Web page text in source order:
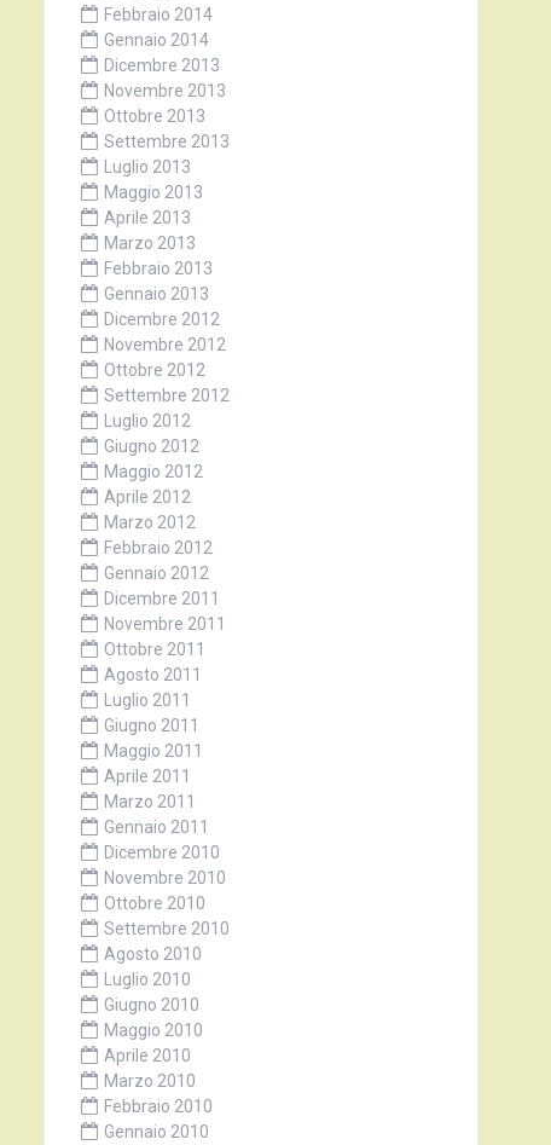
Febbraio 2014
Gennaio 2014
Dicembre 2013
Novembre 2013
Ottobre 2013
Settembre 2013
Luglio 2013
Maggio 2013
Aprile 2013
Marzo 2013
Febbraio 2013
Gennaio 2013
Dicembre 2012
Novembre 2012
Ottobre 2012
Settembre 2012
Luglio 2012
Giugno 2012
Maggio 2012
Aprile 2012
Marzo 2012
Febbraio 2012
Gennaio 2012
Dicembre 2011
Novembre 2011
Ottobre 2011
Agosto 2011
Luglio 2011
Giugno 2011
Maggio 2011
Aprile 2011
Marzo 2011
Gennaio 2011
Dicembre 2010
Novembre 2010
Ottobre 2010
Settembre 2010
Agosto 2010
Luglio 2010
Giugno 2010
Maggio 2010
Aprile 2010
Marzo 2010
Febbraio 2010
Gennaio 2010